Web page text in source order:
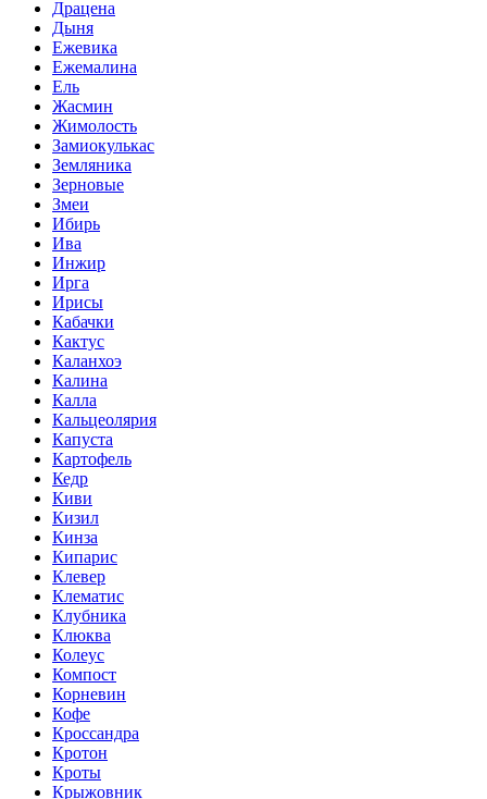
Драцена
Дыня
Ежевика
Ежемалина
Ель
Жасмин
Жимолость
Замиокулькас
Земляника
Зерновые
Змеи
Ибирь
Ива
Инжир
Ирга
Ирисы
Кабачки
Кактус
Каланхоэ
Калина
Калла
Кальцеолярия
Капуста
Картофель
Кедр
Киви
Кизил
Кинза
Кипарис
Клевер
Клематис
Клубника
Клюква
Колеус
Компост
Корневин
Кофе
Кроссандра
Кротон
Кроты
Крыжовник